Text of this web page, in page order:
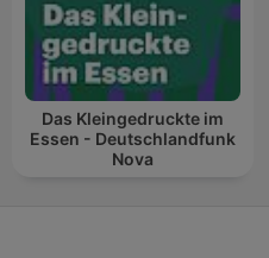
Das Kleingedruckte im
Essen - Deutschlandfunk
Nova